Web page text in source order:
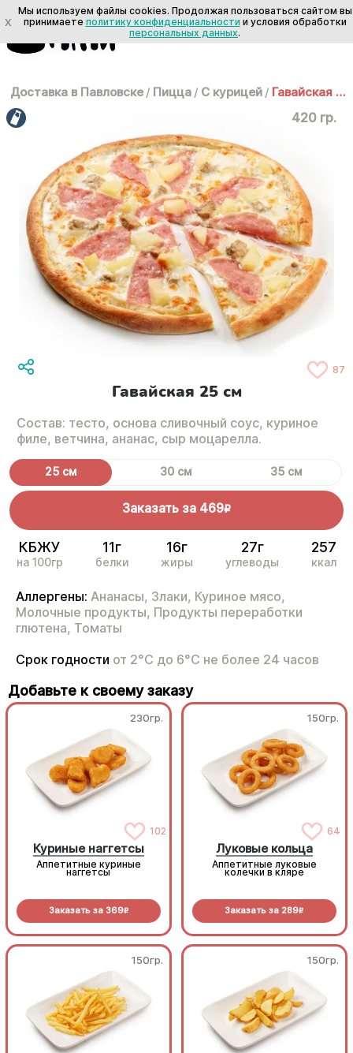
Доставка в Павловске / Пицца / С курицей / Гавайская 25 см
420 гр.
87
Гавайская 25 см
Состав: тесто, основа сливочный соус, куриное
филе, ветчина, ананас, сыр моцарелла.
25 см 30 см 35 см
Заказать за 469R
КБЖУ
на 100гр
11г
белки
16г
жиры
27г
углеводы
257
ккал
Аллергены: Ананасы, Злаки, Куриное мясо,
Молочные продукты, Продукты переработки
глютена, Томаты
Срок годности от 2°С до 6°С не более 24 часов
Добавьте к своему заказу
230гр.
102
Куриные наггетсы
Аппетитные куриные
наггетсы
Заказать за 369R
150гр.
64
Луковые кольца
Аппетитные луковые
колечки в кляре
Заказать за 289R
150гр. 150гр.
X
Мы используем файлы cookies. Продолжая пользоваться сайтом вы
принимаете политику конфиденциальности и условия обработки
персональных данных.